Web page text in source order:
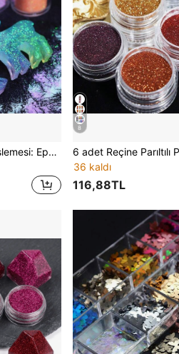
6 Adet Renkli Şeker Süslemesi: Epoksi Reçine Dolgu Malzemesi, Simli Parlak Efektli, Bayram Şeker Renkleri - DIY Noel Silikon Kalıpları ve Takı Dökümü İçin Uygun
8
36 kaldı
116,88TL